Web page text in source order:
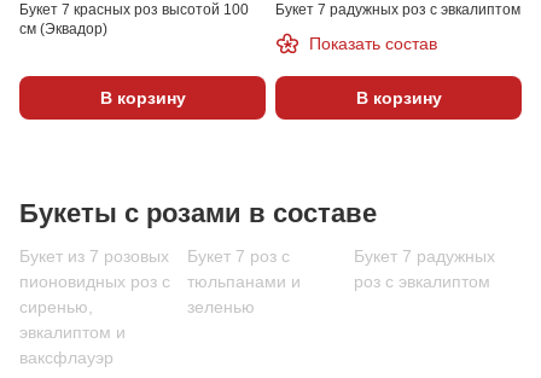
Букет 7 красных роз высотой 100
см (Эквадор)
В корзину
Букет 7 радужных роз с эвкалиптом
Показать состав
В корзину
Букеты с розами в составе
Букет из 7 розовых
пионовидных роз с
сиренью,
эвкалиптом и
ваксфлауэр
Букет 7 роз с
тюльпанами и
зеленью
Букет 7 радужных
роз с эвкалиптом